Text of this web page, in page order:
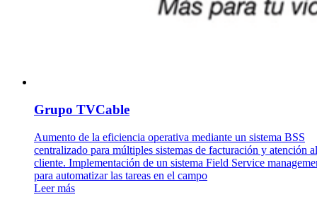
Grupo TVCable
Aumento de la eficiencia operativa mediante un sistema BSS
centralizado para múltiples sistemas de facturación y atención al
cliente. Implementación de un sistema Field Service
para automatizar las tareas en el campo
Leer más